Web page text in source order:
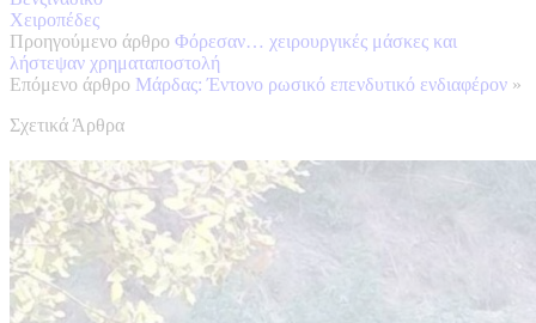
Χειροπέδες
Προηγούμενο άρθρο Φόρεσαν… χειρουργικές μάσκες και
λήστεψαν χρηματαποστολή
Επόμενο άρθρο Μάρδας: Έντονο ρωσικό επενδυτικό ενδιαφέρον »
Σχετικά Άρθρα